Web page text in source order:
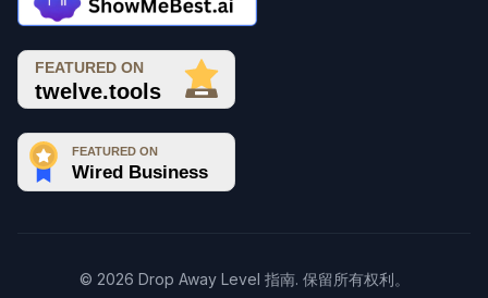
© 2026 Drop Away Level 指南. 保留所有权利。